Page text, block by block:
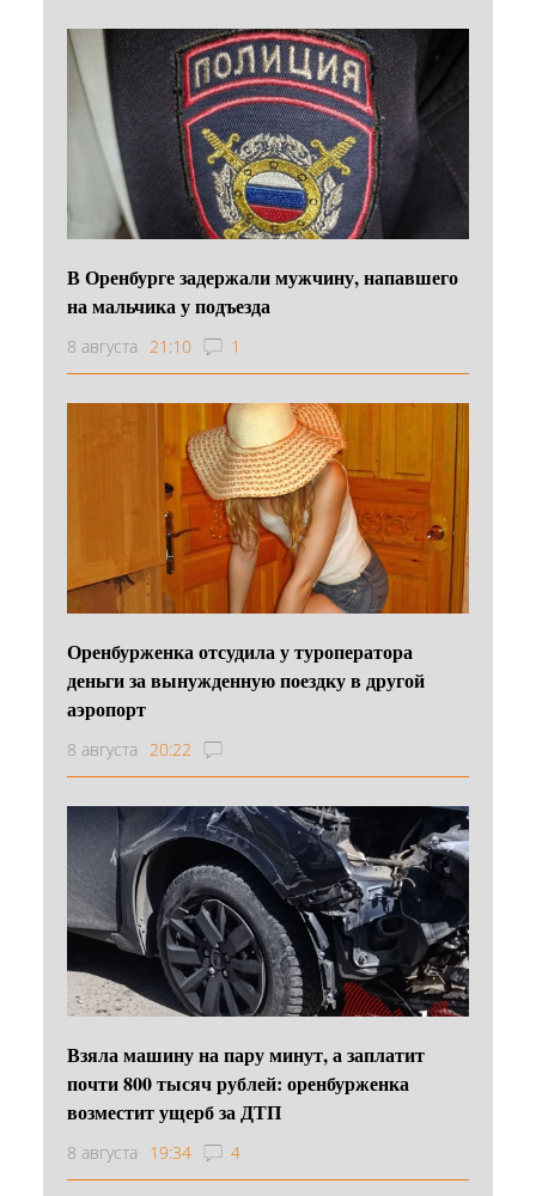
В Оренбурге задержали мужчину, напавшего
на мальчика у подъезда
8 августа 21:10 1
Оренбурженка отсудила у туроператора
деньги за вынужденную поездку в другой
аэропорт
8 августа 20:22
Взяла машину на пару минут, а заплатит
почти 800 тысяч рублей: оренбурженка
возместит ущерб за ДТП
8 августа 19:34 4